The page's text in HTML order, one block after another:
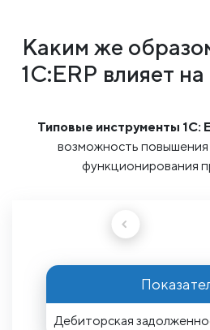
Каким же
1С:ERP влияет на
Типовые инструменты 1С:
возможность
функционирования
Дебиторская